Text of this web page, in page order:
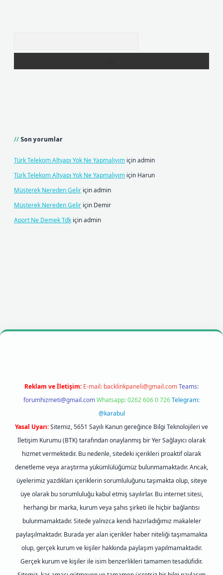
Son yorumlar
Türk Telekom Altyapı Yok Ne Yapmalıyım içinadmin
Türk Telekom Altyapı Yok Ne Yapmalıyım için Harun
Müşterek Nereden Gelir içinadmin
Müşterek Nereden Gelir için Demir
Aport Ne Demek Tdk içinadmin
mobil girişbetexpergiris.casinobetexper giriş
Reklam ve İletişim: E-mail: backlinkpaneli@gmail.comTeams:
forumhizmeti@gmail.comWhatsapp: 0262 606 0 726Telegram:
@karabul
Yasal Uyarı:Sitemiz, 5651 Sayılı Kanun gereğince Bilgi Teknolojileri ve
İletişim Kurumu (BTK) tarafından onaylanmış bir Yer Sağlayıcı olarak
hizmet vermektedir. Bu nedenle, sitedeki içerikleri proaktif olarak
denetleme veya araştırma yükümlülüğümüz bulunmamaktadır. Ancak,
üyelerimiz yazdıkları içeriklerin sorumluluğunu taşımakta olup, siteye
üye olarak bu sorumluluğu kabul etmiş sayılırlar. Bu internet sitesi,
herhangi bir marka, kurum veya şahıs şirketi ile hiçbir bağlantısı
bulunmamaktadır. Sitede yalnızca kendi hazırladığımız makaleler
paylaşılmaktadır. Burada yer alan içerikler haber niteliği taşımamakta
olup, gerçek kurum ve kişiler hakkında paylaşım yapılmamaktadır.
Gerçek kurum ve kişiler ile isim benzerlikleri tamamen tesadüfidir.